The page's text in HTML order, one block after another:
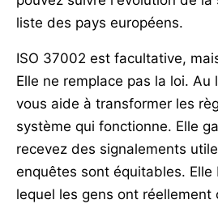
liste des pays européens.
ISO 37002 est facultative,
Elle ne remplace pas la loi. Au
vous aide à transformer les
système qui fonctionne. Elle
recevez des signalements
enquêtes sont équitables.
lequel les gens ont réellement